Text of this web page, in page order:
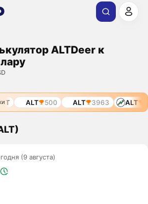
ALTDeer к
ALT 500 ALT 3963 ALT
(9 августа)